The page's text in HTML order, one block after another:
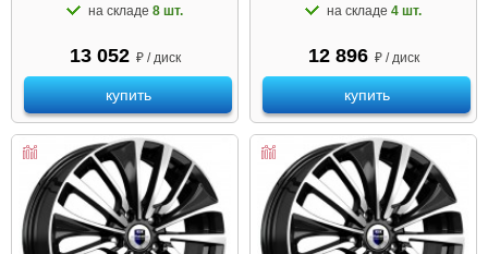
на складе 8 шт.
13 052 ₽ / диск
купить
на складе 4 шт.
12 896 ₽ / диск
купить